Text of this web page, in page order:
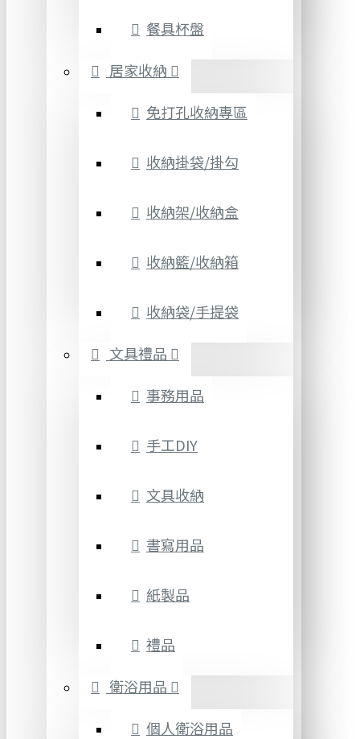
餐具杯盤
居家收納
免打孔收納專區
收納掛袋/掛勾
收納架/收納盒
收納籃/收納箱
收納袋/手提袋
文具禮品
事務用品
手工DIY
文具收納
書寫用品
紙製品
禮品
衛浴用品
個人衛浴用品